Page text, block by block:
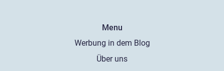
Menu
Werbung in dem Blog
Über uns